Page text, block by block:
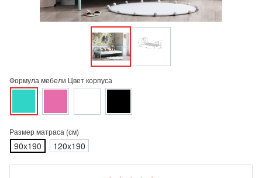
Формула мебели Цвет корпуса
Размер матраса (см)
90x190 120x190